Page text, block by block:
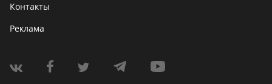
Контакты
Реклама